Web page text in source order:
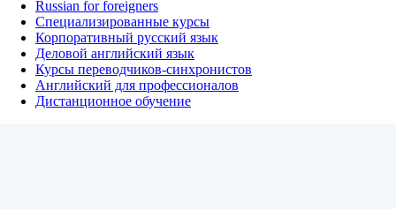
Russian for foreigners
Специализированные курсы
Корпоративный русский язык
Деловой английский язык
Курсы переводчиков-синхронистов
Английский для профессионалов
Дистанционное обучение